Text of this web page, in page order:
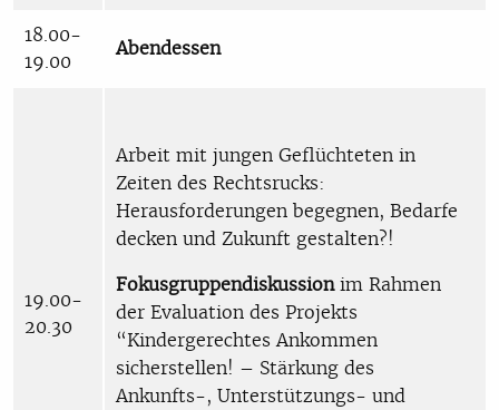
18.00-
19.00
Abendessen
19.00-
20.30
Arbeit mit jungen Geflüchteten in
Zeiten des Rechtsrucks:
Herausforderungen begegnen, Bedarfe
decken und Zukunft gestalten?!
Fokusgruppendiskussionim Rahmen
der Evaluation des Projekts
“Kindergerechtes Ankommen
sicherstellen! – Stärkung des
Ankunfts-, Unterstützungs- und